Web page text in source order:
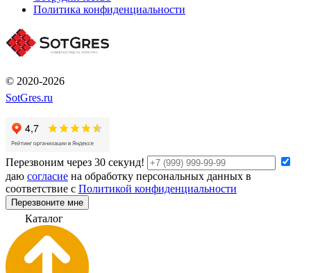
Политика конфиденциальности
© 2020-2026
SotGres.ru
Перезвоним через 30 секунд!
даю согласие на обработку персональных данных в
соответствие с Политикой конфиденциальности
Перезвоните мне
Каталог